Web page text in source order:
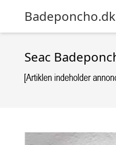
Badeponcho.dk
Seac